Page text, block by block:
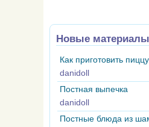
Новые материалы
Как приготовить пиццу
danidoll
Постная выпечка
danidoll
Постные блюда из